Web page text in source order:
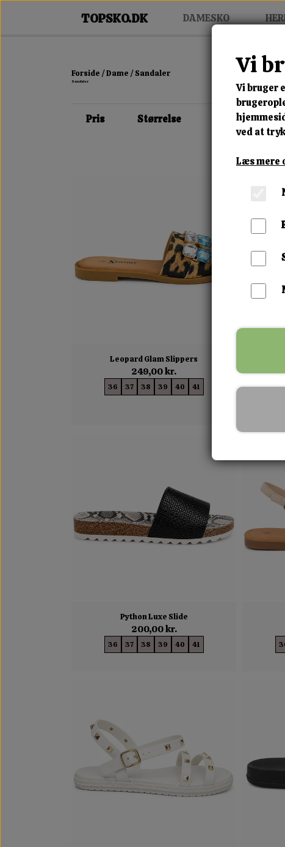
DAMESKO
Forside Dame Sandaler
Sandaler
Pris Størrelse Farve
Leopard Glam Slippers
249,00 kr.
36 37 38 39 40 41
Python Luxe Slide
200,00 kr.
36 37 38 39 40 41
Vi
Vi bruger
ved at
Læs mere